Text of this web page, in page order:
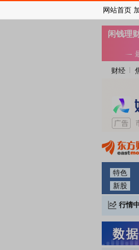
财经
特色
新股
行情
网站首页